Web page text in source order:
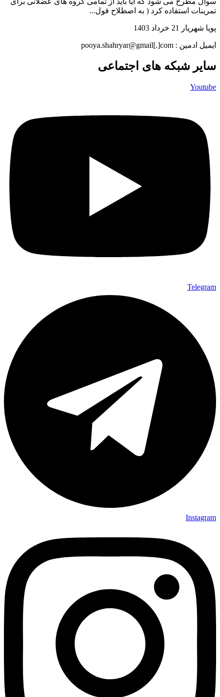
تمرینات استفاده کرد ( به اصطلاح فول...
پویا شهریار 21 خرداد 1403
ایمیل ادمین : pooya.shahryar@gmail[.]com
سایر شبکه های اجتماعی
Youtube
Telegram
Instagram